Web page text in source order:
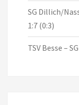
SG Dillich/
1:7 (0:3)
TSV Besse –